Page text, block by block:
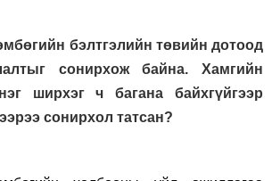
бэлтгэлийн төвийн дотоод
сонирхож байна. Хамгийн
ширхэг ч багана байхгүйгээр
сонирхол татсан?